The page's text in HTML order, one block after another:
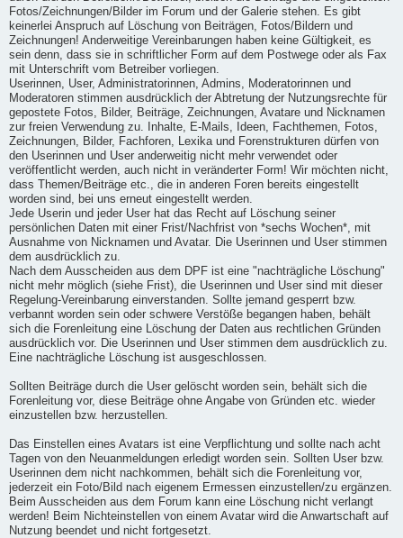
Fotos/Zeichnungen/Bilder im Forum und der Galerie stehen. Es gibt
keinerlei Anspruch auf Löschung von Beiträgen, Fotos/Bildern und
Zeichnungen! Anderweitige Vereinbarungen haben keine Gültigkeit, es
sein denn, dass sie in schriftlicher Form auf dem Postwege oder als Fax
mit Unterschrift vom Betreiber vorliegen.
Userinnen, User, Administratorinnen, Admins, Moderatorinnen und
Moderatoren stimmen ausdrücklich der Abtretung der Nutzungsrechte für
gepostete Fotos, Bilder, Beiträge, Zeichnungen, Avatare und Nicknamen
zur freien Verwendung zu. Inhalte, E-Mails, Ideen, Fachthemen, Fotos,
Zeichnungen, Bilder, Fachforen, Lexika und Forenstrukturen dürfen von
den Userinnen und User anderweitig nicht mehr verwendet oder
veröffentlicht werden, auch nicht in veränderter Form! Wir möchten nicht,
dass Themen/Beiträge etc., die in anderen Foren bereits eingestellt
worden sind, bei uns erneut eingestellt werden.
Jede Userin und jeder User hat das Recht auf Löschung seiner
persönlichen Daten mit einer Frist/Nachfrist von *sechs Wochen*, mit
Ausnahme von Nicknamen und Avatar. Die Userinnen und User stimmen
dem ausdrücklich zu.
Nach dem Ausscheiden aus dem DPF ist eine "nachträgliche Löschung"
nicht mehr möglich (siehe Frist), die Userinnen und User sind mit dieser
Regelung-Vereinbarung einverstanden. Sollte jemand gesperrt bzw.
verbannt worden sein oder schwere Verstöße begangen haben, behält
sich die Forenleitung eine Löschung der Daten aus rechtlichen Gründen
ausdrücklich vor. Die Userinnen und User stimmen dem ausdrücklich zu.
Eine nachträgliche Löschung ist ausgeschlossen.
Sollten Beiträge durch die User gelöscht worden sein, behält sich die
Forenleitung vor, diese Beiträge ohne Angabe von Gründen etc. wieder
einzustellen bzw. herzustellen.
Das Einstellen eines Avatars ist eine Verpflichtung und sollte nach acht
Tagen von den Neuanmeldungen erledigt worden sein. Sollten User bzw.
Userinnen dem nicht nachkommen, behält sich die Forenleitung vor,
jederzeit ein Foto/Bild nach eigenem Ermessen einzustellen/zu ergänzen.
Beim Ausscheiden aus dem Forum kann eine Löschung nicht verlangt
werden! Beim Nichteinstellen von einem Avatar wird die Anwartschaft auf
Nutzung beendet und nicht fortgesetzt.